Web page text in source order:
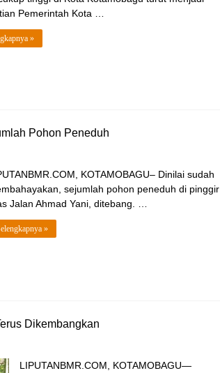
Pemerintah Kota …
»
Pohon Peneduh
KOTAMOBAGU– Dinilai sudah
sejumlah pohon peneduh di pinggir
Jalan Ahmad Yani, ditebang. …
»
Dikembangkan
LIPUTANBMR.COM, KOTAMOBAGU—